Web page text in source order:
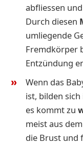
abfliessen
Durch diesen
umliegende
Fremdkörper
Entzündung
Wenn das
ist, bilden
es kommt zu
meist aus
die Brust und